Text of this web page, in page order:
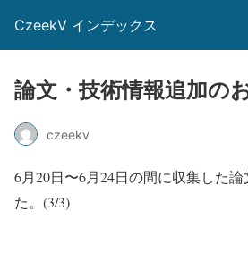
CzeekV インデックス
論文・技術情報追加の
czeekv
6月20日〜6月24日の間に収集した
た。(3/3)